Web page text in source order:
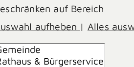
auf Bereich
aufheben | Alles